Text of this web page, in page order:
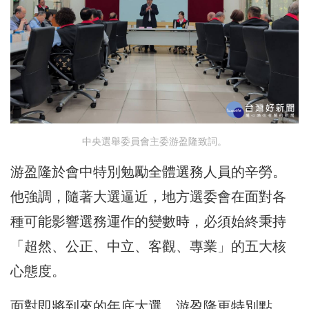
中央選舉委員會主委游盈隆致詞。
游盈隆於會中特別勉勵全體選務人員的辛勞。
他強調，隨著大選逼近，地方選委會在面對各
種可能影響選務運作的變數時，必須始終秉持
「超然、公正、中立、客觀、專業」的五大核
心態度。